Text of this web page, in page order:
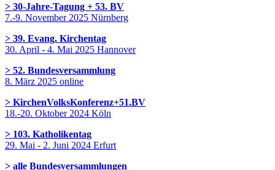
> 30-Jahre-Tagung + 53. BV
7.-9. November 2025 Nürnberg
> 39. Evang. Kirchentag
30. April - 4. Mai 2025 Hannover
> 52. Bundesversammlung
8. März 2025 online
> KirchenVolksKonferenz+51.BV
18.-20. Oktober 2024 Köln
> 103. Katholikentag
29. Mai - 2. Juni 2024 Erfurt
> alle Bundesversammlungen